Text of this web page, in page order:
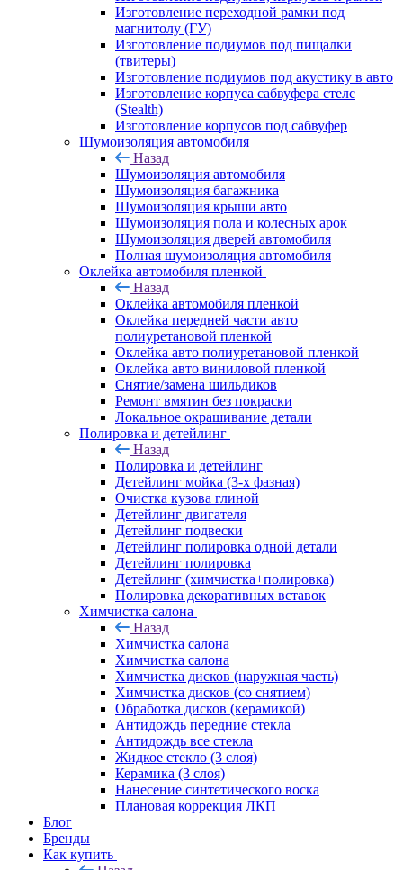
Изготовление переходной рамки под
магнитолу (ГУ)
Изготовление подиумов под пищалки
(твитеры)
Изготовление подиумов под акустику в авто
Изготовление корпуса сабвуфера стелс
(Stealth)
Изготовление корпусов под сабвуфер
Шумоизоляция автомобиля
Назад
Шумоизоляция автомобиля
Шумоизоляция багажника
Шумоизоляция крыши авто
Шумоизоляция пола и колесных арок
Шумоизоляция дверей автомобиля
Полная шумоизоляция автомобиля
Оклейка автомобиля пленкой
Назад
Оклейка автомобиля пленкой
Оклейка передней части авто
полиуретановой пленкой
Оклейка авто полиуретановой пленкой
Оклейка авто виниловой пленкой
Снятие/замена шильдиков
Ремонт вмятин без покраски
Локальное окрашивание детали
Полировка и детейлинг
Назад
Полировка и детейлинг
Детейлинг мойка (3-х фазная)
Очистка кузова глиной
Детейлинг двигателя
Детейлинг подвески
Детейлинг полировка одной детали
Детейлинг полировка
Детейлинг (химчистка+полировка)
Полировка декоративных вставок
Химчистка салона
Назад
Химчистка салона
Химчистка салона
Химчистка дисков (наружная часть)
Химчистка дисков (со снятием)
Обработка дисков (керамикой)
Антидождь передние стекла
Антидождь все стекла
Жидкое стекло (3 слоя)
Керамика (3 слоя)
Нанесение синтетического воска
Плановая коррекция ЛКП
Блог
Бренды
Как купить